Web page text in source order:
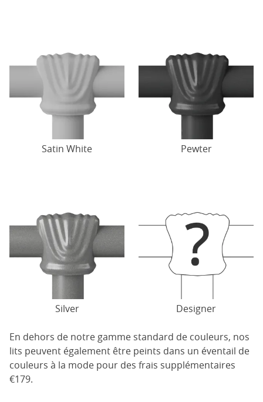
Satin White Pewter
Silver Designer
En dehors de notre gamme standard de couleurs, nos
lits peuvent également être peints dans un éventail de
couleurs à la mode pour des frais supplémentaires
€179.